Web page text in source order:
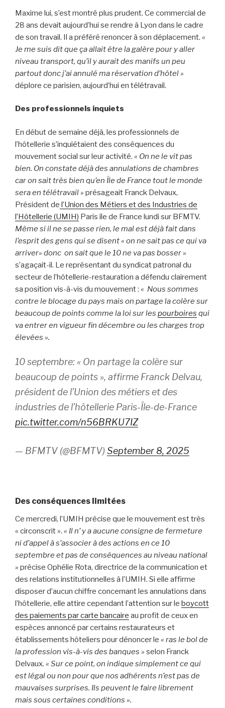
Maxime lui, s’est montré plus prudent. Ce commercial de
28 ans devait aujourd’hui se rendre à Lyon dans le cadre
de son travail. Il a préféré renoncer à son déplacement. «
Je me suis dit que ça allait être la galère pour y aller
niveau transport, qu’il y aurait des manifs un peu
partout donc j’ai annulé ma réservation d’hôtel »
déplore ce parisien, aujourd’hui en télétravail.
Des professionnels inquiets
En début de semaine déjà, les professionnels de
l’hôtellerie s’inquiétaient des conséquences du
mouvement social sur leur activité. « On ne le vit pas
bien. On constate déjà des annulations de chambres
car on sait très bien qu’en Île de France tout le monde
sera en télétravail » présageait Franck Delvaux,
Président de l’Union des Métiers et des Industries de
l’Hôtellerie (UMIH) Paris île de France lundi sur BFMTV.
Même si il ne se passe rien, le mal est déjà fait dans
l’esprit des gens qui se disent « on ne sait pas ce qui va
arriver» donc on sait que le 10 ne va pas bosser »
s’agaçait-il. Le représentant du syndicat patronal du
secteur de l’hôtellerie-restauration a défendu clairement
sa position vis-à-vis du mouvement : « Nous sommes
contre le blocage du pays mais on partage la colère sur
beaucoup de points comme la loi sur les pourboires qui
va entrer en vigueur fin décembre ou les charges trop
élevées ».
10 septembre: « On partage la colère sur
beaucoup de points », affirme Franck Delvau,
président de l’Union des métiers et des
industries de l’hôtellerie Paris-Île-de-France
pic.twitter.com/n56BRKU7IZ
— BFMTV (@BFMTV) September 8, 2025
Des conséquences limitées
Ce mercredi, l’UMIH précise que le mouvement est très
« circonscrit ». « Il n’ y a aucune consigne de fermeture
ni d’appel à s’associer à des actions en ce 10
septembre et pas de conséquences au niveau national
» précise Ophélie Rota, directrice de la communication et
des relations institutionnelles à l’UMIH. Si elle affirme
disposer d’aucun chiffre concernant les annulations dans
l’hôtellerie, elle attire cependant l’attention sur le boycott
des paiements par carte bancaire au profit de ceux en
espèces annoncé par certains restaurateurs et
établissements hôteliers pour dénoncer le « ras le bol de
la profession vis-à-vis des banques » selon Franck
Delvaux. « Sur ce point, on indique simplement ce qui
est légal ou non pour que nos adhérents n’est pas de
mauvaises surprises. Ils peuvent le faire librement
mais sous certaines conditions ».